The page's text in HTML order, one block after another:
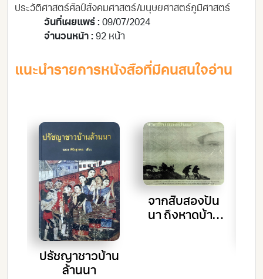
ประวัติศาสตร์ศิลป์สังคมศาสตร์/มนุษยศาสตร์ภูมิศาสตร์
วันที่เผยแพร่ : 09/07/2024
จำนวนหน้า : 92 หน้า
แนะนำรายการหนังสือที่มีคนสนใจอ่าน
ปรัชญาชาวบ้าน
ล้านนา
จากสิบสองปัน
นา ถึงหาดบ้าย